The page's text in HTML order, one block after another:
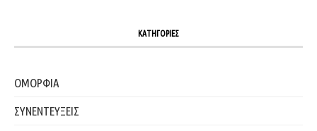
ΚΑΤΗΓΟΡΙΕΣ
ΟΜΟΡΦΙΑ
ΣΥΝΕΝΤΕΥΞΕΙΣ